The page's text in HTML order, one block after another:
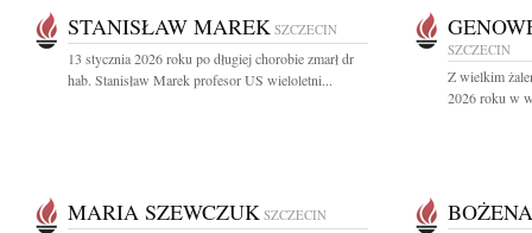
STANISŁAW MAREK SZCZECIN
13 stycznia 2026 roku po długiej chorobie zmarł dr
hab. Stanisław Marek profesor US wieloletni...
SZCZECIN
Z wielkim
2026 roku w
MARIA SZEWCZUK SZCZECIN